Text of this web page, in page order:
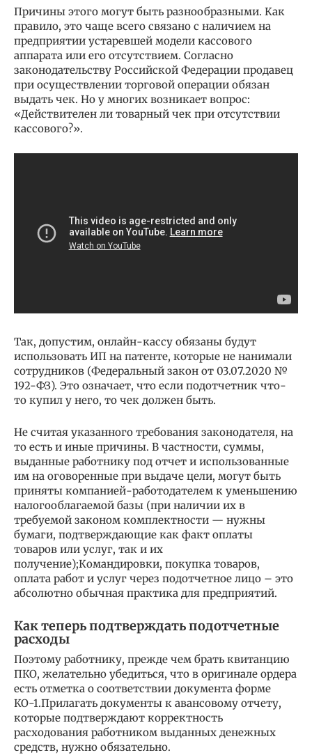
Причины этого могут быть разнообразными. Как
правило, это чаще всего связано с наличием на
предприятии устаревшей модели кассового
аппарата или его отсутствием. Согласно
законодательству Российской Федерации продавец
при осуществлении торговой операции обязан
выдать чек. Но у многих возникает вопрос:
«Действителен ли товарный чек при отсутствии
кассового?».
Так, допустим, онлайн-кассу обязаны будут
использовать ИП на патенте, которые не нанимали
сотрудников (Федеральный закон от 03.07.2020 №
192-ФЗ). Это означает, что если подотчетник что-
то купил у него, то чек должен быть.
Не считая указанного требования законодателя, на
то есть и иные причины. В частности, суммы,
выданные работнику под отчет и использованные
им на оговоренные при выдаче цели, могут быть
приняты компанией-работодателем к уменьшению
налогооблагаемой базы (при наличии их в
требуемой законом комплектности — нужны
бумаги, подтверждающие как факт оплаты
товаров или услуг, так и их
получение);Командировки, покупка товаров,
оплата работ и услуг через подотчетное лицо – это
абсолютно обычная практика для предприятий.
Как теперь подтверждать подотчетные
расходы
Поэтому работнику, прежде чем брать квитанцию
ПКО, желательно убедиться, что в оригинале ордера
есть отметка о соответствии документа форме
КО-1.Прилагать документы к авансовому отчету,
которые подтверждают корректность
расходования работником выданных денежных
средств, нужно обязательно.